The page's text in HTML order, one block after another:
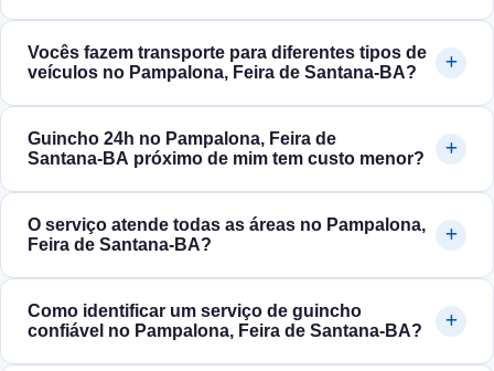
Vocês fazem transporte para diferentes tipos de
veículos no Pampalona, Feira de Santana‑BA?
Guincho 24h no Pampalona, Feira de
Santana‑BA próximo de mim tem custo menor?
O serviço atende todas as áreas no Pampalona,
Feira de Santana‑BA?
Como identificar um serviço de guincho
confiável no Pampalona, Feira de Santana‑BA?